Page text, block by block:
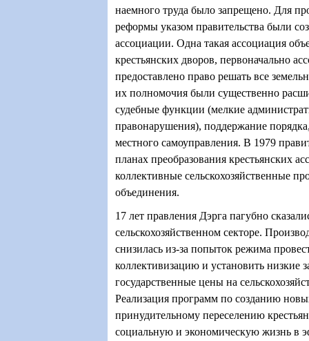
наемного труда было запрещено. Для
реформы указом правительства были
ассоциации. Одна такая ассоциация
крестьянских дворов, первоначально
предоставлено право решать все
их полномочия были существенно
судебные функции (мелкие
правонарушения), поддержание
местного самоуправления. В 1979
планах преобразования крестьянских
коллективные сельскохозяйственные
объединения.
17 лет правления Дэрга пагубно
сельскохозяйственном секторе.
снизилась из-за попыток режима
коллективизацию и установить низкие
государственные цены на
Реализация программ по созданию
принудительному переселению
социальную и экономическую жизнь в